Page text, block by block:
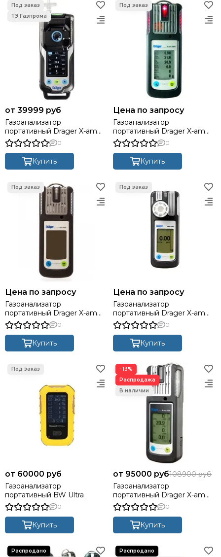
39999 руб
Газоанализатор
портативный Drager X-am
8000 (контроль до 7 газов)
0
Купить
Цена по запросу
Газоанализатор
портативный Drager X-am
5600 (контроль до 6 газов)
0
Купить
Цена по запросу
Газоанализатор
портативный Drager X-am
5000 (контроль до 5 газов)
0
Купить
Цена по запросу
Газоанализатор
портативный Drager X-am
5100
0
Купить
60000 руб
Газоанализатор
портативный BW Ultra
0
Купить
−13%
95000 руб108900 руб
Газоанализатор
портативный Drager X-am
2500 (контроль до 4 газов)
0
Купить